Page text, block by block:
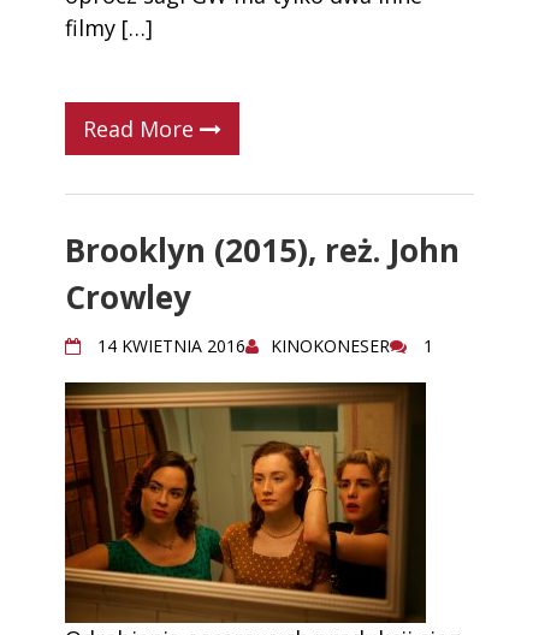
filmy […]
Read More
Brooklyn (2015), reż. John
Crowley
14 KWIETNIA 2016 KINOKONESER 1